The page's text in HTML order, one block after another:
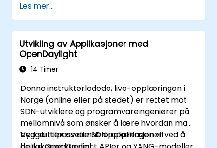
trafikkvolumer.
Feilsøk og løs vanlige problemer i SDN-
distribusjoner.
Overvåk og vedlikehold OpenDaylight
miljøer for langsiktig stabilitet.
Skaler OpenDaylight distribusjoner for å
Les mer...
Utvikling av Applikasjoner med
OpenDaylight
14 Timer
Denne instruktørledede, live-opplæringen i
Norge (online eller på stedet) er rettet mot
SDN-utviklere og programvareingeniører på
mellomnivå som ønsker å lære hvordan man
bygger tilpassede SDN-applikasjoner ved å
Ved slutten av denne opplæringen vil